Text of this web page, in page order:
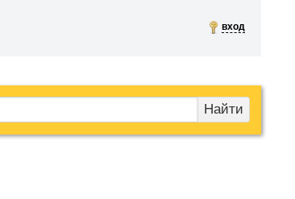
вход
Найти